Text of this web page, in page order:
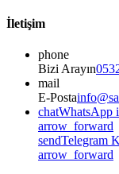
İletişim
phone
Bizi Arayın
mail
E-Posta
chatWhatsApp
arrow_forward
sendTelegram
arrow_forward